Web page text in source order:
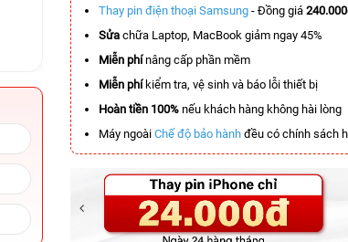
Thay pin điện thoại Samsung - Đồng giá
Sửa chữa Laptop, MacBook giảm ngay 45%
Miễn phínâng cấp phần mềm
Miễn phíkiểm tra, vệ sinh và báo lỗi thiết bị
Hoàn tiền 100% nếu khách hàng không hài lòng
Máy ngoài Chế độ bảo hành đều có chính sách